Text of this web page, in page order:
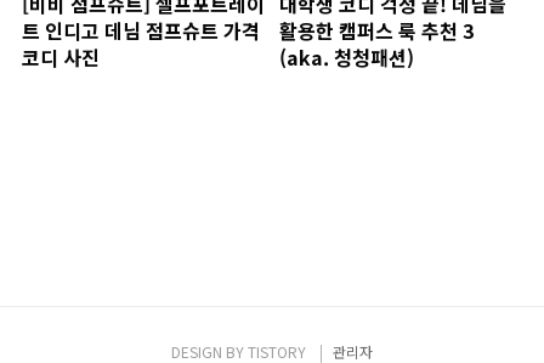
트 인디고 데님 점프슈트 가격
코디 사진
활용한 캠퍼스 룩 추천 3
(aka. 청청패션)
DESIGN BYTISTORY 관리자